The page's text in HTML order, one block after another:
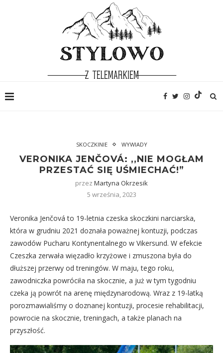
SKOCZKINIE WYWIADY
VERONIKA JENČOVÁ: ,,NIE MOGŁAM
PRZESTAĆ SIĘ UŚMIECHAĆ!”
przez Martyna Okrzesik
5 września, 2023
Veronika Jenčová to 19-letnia czeska skoczkini narciarska,
która w grudniu 2021 doznała poważnej kontuzji, podczas
zawodów Pucharu Kontynentalnego w Vikersund. W efekcie
Czeszka zerwała więzadło krzyżowe i zmuszona była do
dłuższej przerwy od treningów. W maju, tego roku,
zawodniczka powróciła na skocznie, a już w tym tygodniu
czeka ją powrót na arenę międzynarodową. Wraz z 19-latką
porozmawialiśmy o doznanej kontuzji, procesie rehabilitacji,
powrocie na skocznie, treningach, a także planach na
przyszłość.